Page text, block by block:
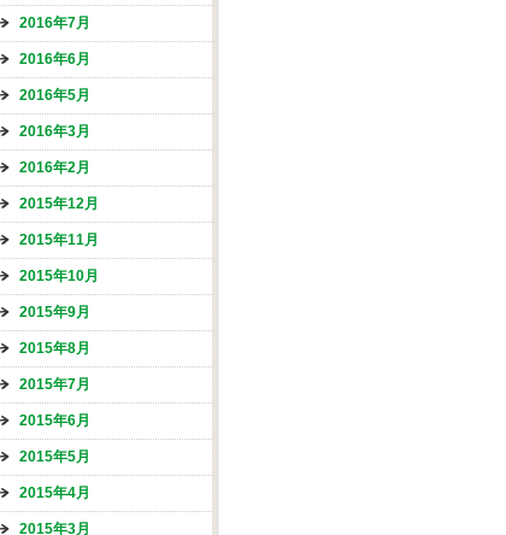
2016年7月
2016年6月
2016年5月
2016年3月
2016年2月
2015年12月
2015年11月
2015年10月
2015年9月
2015年8月
2015年7月
2015年6月
2015年5月
2015年4月
2015年3月